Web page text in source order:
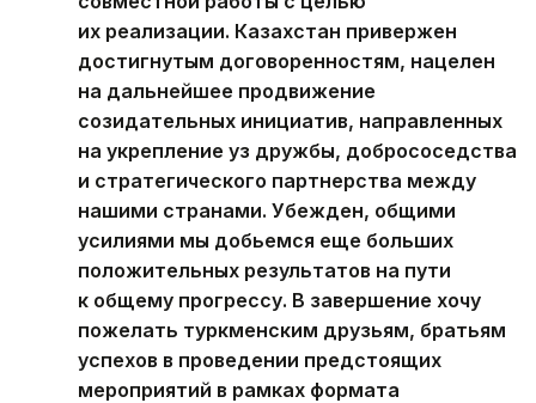
их реализации. Казахстан привержен
достигнутым договоренностям, нацелен
на дальнейшее продвижение
созидательных инициатив, направленных
на укрепление уз дружбы, добрососедства
и стратегического партнерства между
нашими странами. Убежден, общими
усилиями мы добьемся еще больших
положительных результатов на пути
к общему прогрессу. В завершение хочу
пожелать туркменским друзьям, братьям
успехов в проведении предстоящих
мероприятий в рамках формата